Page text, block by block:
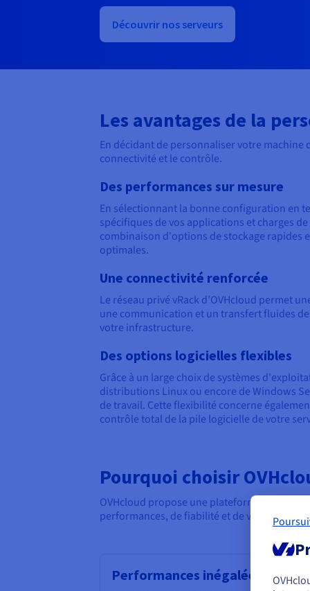
Découvrir nos serveurs
Les avantages de la
En décidant de personnaliser votre machine
connectivité et le contrôle.
Des performances sur mesure
En sélectionnant la bonne configuration en
spécifiques de vos applications et charges
combinaison d'options de stockage rapides
optimales.
Une connectivité renforcée
Le réseau privé vRack d’OVHcloud permet
une communication et un transfert fluides
votre infrastructure.
Des options logicielles flexibles
Grâce à un large choix de systèmes
distributions Linux ou encore de Windows
de travail. Cette flexibilité concerne
contrôle total de la pile logicielle de votre
Pourquoi choisir
OVHcloud propose une plateforme attrayante
performances, de fiabilité et de valeur.
Performances inégalées